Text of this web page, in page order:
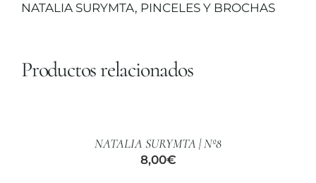
CUERPO Y BAÑO
CUIDADO CAPILAR
NATALIA SURYMTA, PINCELES Y BROCHAS
Productos relacionados
AÑADIR
NATALIA SURYMTA | Nº8
8,00€